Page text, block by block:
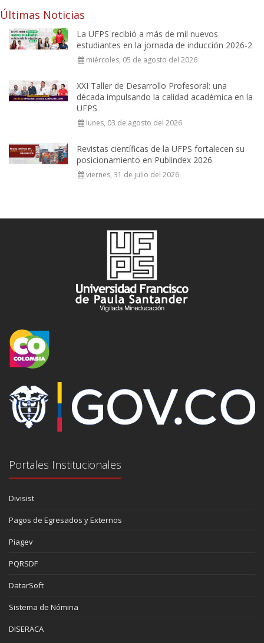
Últimas Noticias
La UFPS recibió a más de mil nuevos
estudiantes en la jornada de inducción 2026-2
miércoles, 05 de agosto del 2026
XXI Taller de Desarrollo Profesoral: una
década impulsando la calidad académica en la
UFPS
lunes, 03 de agosto del 2026
Revistas científicas de la UFPS fortalecen su
posicionamiento en Publindex 2026
viernes, 31 de julio del 2026
Portales Institucionales
Divisist
Pagos de Egresados y Externos
Piagev
PQRSDF
DatarSoft
Sistema de Nómina
DISERACA